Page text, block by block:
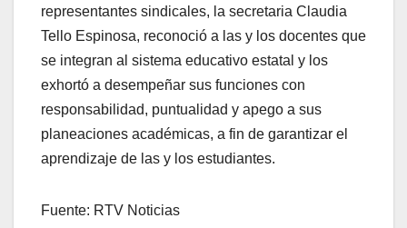
representantes sindicales, la secretaria Claudia
Tello Espinosa, reconoció a las y los docentes que
se integran al sistema educativo estatal y los
exhortó a desempeñar sus funciones con
responsabilidad, puntualidad y apego a sus
planeaciones académicas, a fin de garantizar el
aprendizaje de las y los estudiantes.
Fuente: RTV Noticias